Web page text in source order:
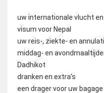
uw internationale vlucht
visum voor Nepal
uw reis-, ziekte- en
middag- en
Dadhikot
dranken en extra’s
een drager voor uw